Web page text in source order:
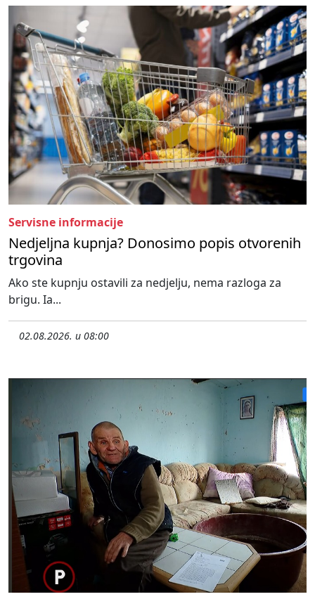
Servisne informacije
Nedjeljna kupnja? Donosimo popis otvorenih
trgovina
Ako ste kupnju ostavili za nedjelju, nema razloga za
brigu. Ia...
02.08.2026. u 08:00